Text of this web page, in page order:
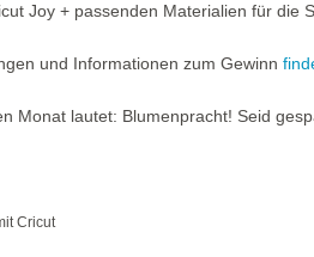
Joy + passenden Materialien für die
und Informationen zum Gewinn
Monat lautet: Blumenpracht! Seid
Cricut